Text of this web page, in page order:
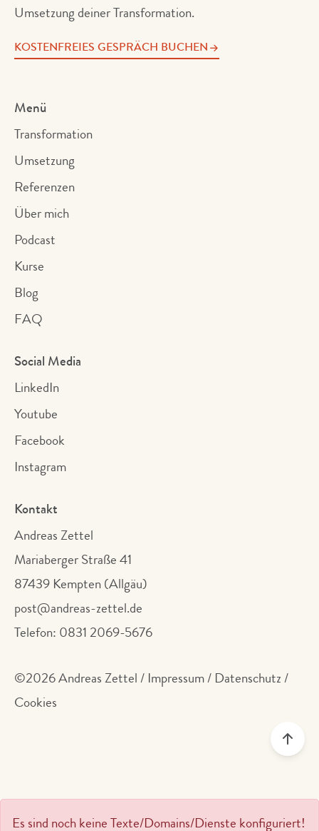
Umsetzung deiner Transformation.
KOSTENFREIES GESPRÄCH BUCHEN
Menü
Transformation
Umsetzung
Referenzen
Über mich
Podcast
Kurse
Blog
FAQ
Social Media
LinkedIn
Youtube
Facebook
Instagram
Kontakt
Andreas Zettel
Mariaberger Straße 41
87439 Kempten (Allgäu)
post@andreas-zettel.de
Telefon: 0831 2069-5676
©2026 Andreas Zettel / Impressum/ Datenschutz/
Cookies
Es sind noch keine Texte/Domains/Dienste konfiguriert!